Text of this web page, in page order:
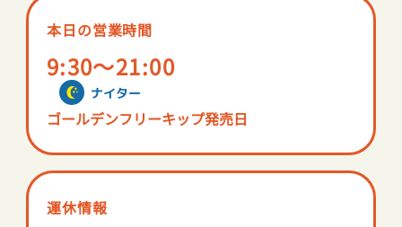
サントピアワールドとは
NEWS
サバイバルゲーム
本日の営業時間
9:30～21:00
ナイター
ゴールデンフリーキップ発売日
運休情報